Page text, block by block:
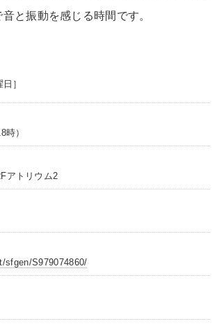
と振動を感じる時間です。
］
時）
アトリウム2
sfgen/S979074860/